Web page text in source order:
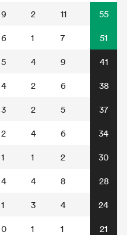
9 2 11 55
6 1 7 51
5 4 9 41
4 2 6 38
3 2 5 37
2 4 6 34
1 1 2 30
4 4 8 28
1 3 4 24
0 1 1 21